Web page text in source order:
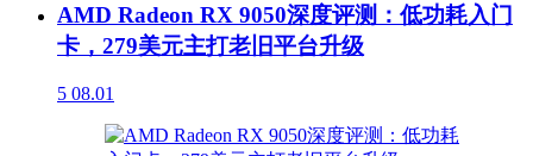
AMD Radeon RX 9050深度评测：低功耗入门
卡，279美元主打老旧平台升级
5 08.01